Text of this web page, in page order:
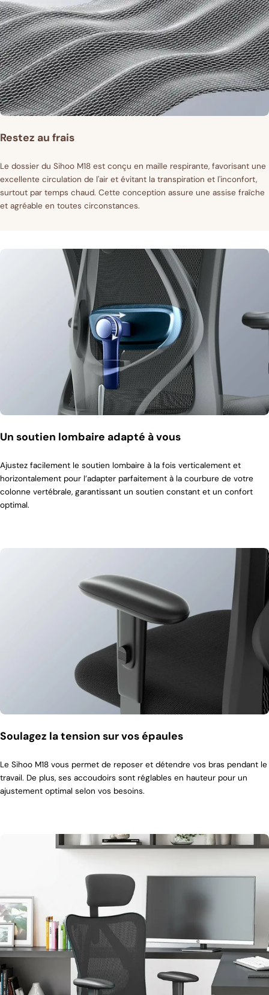
Restez au frais
Le dossier du Sihoo M18 est conçu en maille respirante, favorisant une
excellente circulation de l'air et évitant la transpiration et l'inconfort,
surtout par temps chaud. Cette conception assure une assise fraîche
et agréable en toutes circonstances.
Un soutien lombaire adapté à vous
Ajustez facilement le soutien lombaire à la fois verticalement et
horizontalement pour l’adapter parfaitement à la courbure de votre
colonne vertébrale, garantissant un soutien constant et un confort
optimal.
Soulagez la tension sur vos épaules
Le Sihoo M18 vous permet de reposer et détendre vos bras pendant le
travail. De plus, ses accoudoirs sont réglables en hauteur pour un
ajustement optimal selon vos besoins.